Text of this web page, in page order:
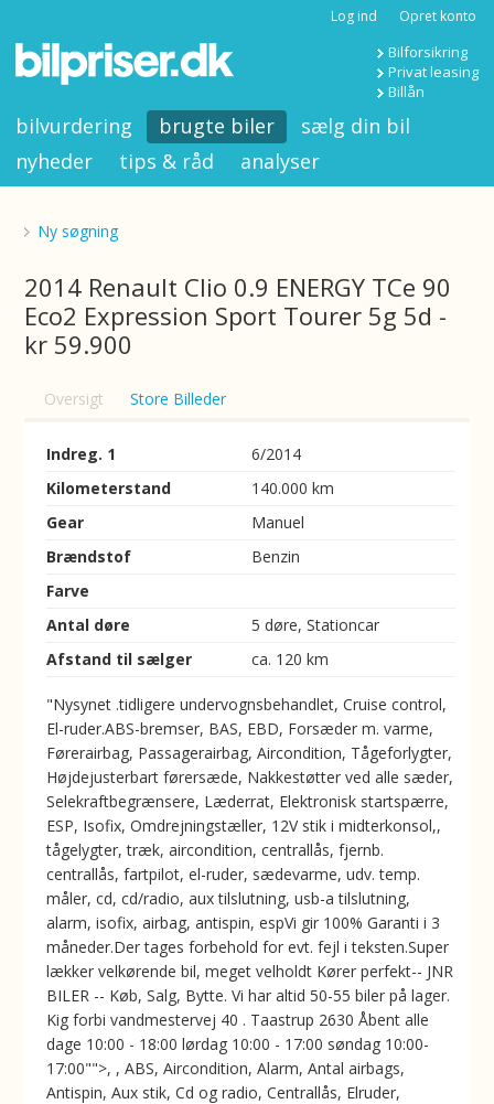
Log ind Opret konto
Bilforsikring
Privat leasing
Billån
bilvurdering brugte biler
sælg din bil
nyheder
tips & råd analyser
Ny søgning
2014 Renault Clio 0.9 ENERGY TCe 90
Eco2 Expression Sport Tourer 5g 5d -
kr 59.900
Oversigt Store Billeder
Indreg. 1
6/2014
Kilometerstand
140.000 km
Gear
Manuel
Brændstof
Benzin
Farve
Antal døre
5 døre, Stationcar
Afstand til sælger
ca. 120 km
"Nysynet .tidligere undervognsbehandlet, Cruise control,
El-ruder.ABS-bremser, BAS, EBD, Forsæder m. varme,
Førerairbag, Passagerairbag, Aircondition, Tågeforlygter,
Højdejusterbart førersæde, Nakkestøtter ved alle sæder,
Selekraftbegrænsere, Læderrat, Elektronisk startspærre,
ESP, Isofix, Omdrejningstæller, 12V stik i midterkonsol,,
tågelygter, træk, aircondition, centrallås, fjernb.
centrallås, fartpilot, el-ruder, sædevarme, udv. temp.
måler, cd, cd/radio, aux tilslutning, usb-a tilslutning,
alarm, isofix, airbag, antispin, espVi gir 100% Garanti i 3
måneder.Der tages forbehold for evt. fejl i teksten.Super
lækker velkørende bil, meget velholdt Kører perfekt-- JNR
BILER -- Køb, Salg, Bytte. Vi har altid 50-55 biler på lager.
Kig forbi vandmestervej 40 . Taastrup 2630 Åbent alle
dage 10:00 - 18:00 lørdag 10:00 - 17:00 søndag 10:00-
17:00"">, , ABS, Aircondition, Alarm, Antal airbags,
Antispin, Aux stik, Cd og radio, Centrallås, Elruder,